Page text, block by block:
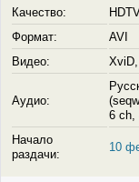
Качество:
Формат:
AVI
Видео:
Аудио:
6 ch,
Начало
раздачи:
10